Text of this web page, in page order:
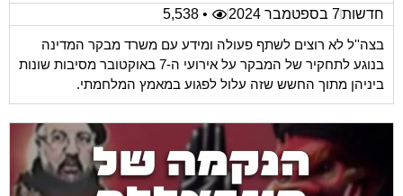
חדשות7 בספטמבר 2024
• 5,538
בצה''ל לא רוצים לשתף פעולה ומידע עם משרד מבקר המדינה
בנוגע לתחקיר של המבקר על אירועי ה-7 באוקטובר מסיבות שונות
ביניהן מתוך החשש שזה עלול לפגוע במאמץ המלחמתי.